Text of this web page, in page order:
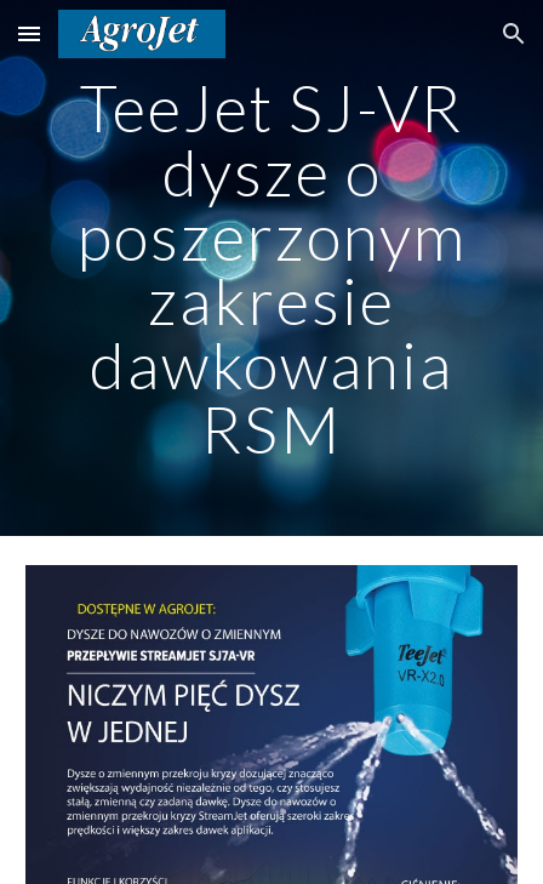
Skip to main content Skip to navigation
TeeJet SJ-VR
dysze o
poszerzonym
zakresie
dawkowania
RSM